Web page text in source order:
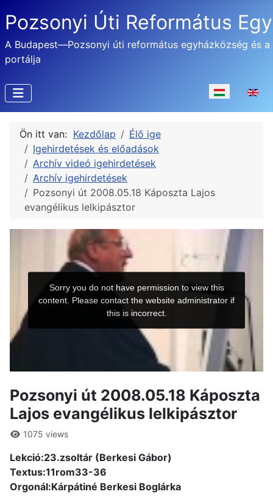
Pozsonyi Úti Református
A Budapest—Pozsonyi úti református egyházközség és a
portálja
Válasszon
Ön itt van: Kezdőlap
Élő ige
Igehirdetések és előadások
Archív videó igehirdetések
Archív igehirdetések
Pozsonyi út 2008.05.18 Káposzta Lajos
evangélikus lelkipásztor
Pozsonyi út 2008.05.18 Káposzta
Lajos evangélikus lelkipásztor
1075 views
Lekció:23.zsoltár (Berkesi Gábor)
Textus:11rom33-36
Orgonál:Kárpátiné Berkesi Boglárka